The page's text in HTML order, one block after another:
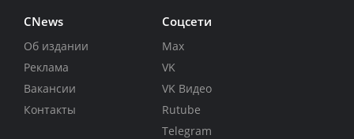
CNews
Об издании
Реклама
Вакансии
Контакты
Соцсети
Max
VK
VK Видео
Rutube
Telegram